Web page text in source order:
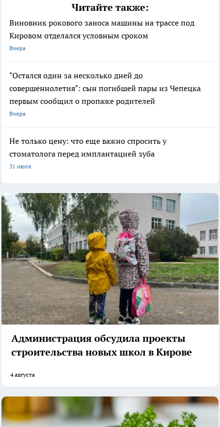
Читайте также:
Виновник рокового заноса машины на трассе под
Кировом отделался условным сроком
Вчера
"Остался один за несколько дней до
совершеннолетия": сын погибшей пары из Чепецка
первым сообщил о пропаже родителей
Вчера
Не только цену: что еще важно спросить у
стоматолога перед имплантацией зуба
31 июля
Администрация обсудила проекты
строительства новых школ в Кирове
4 августа